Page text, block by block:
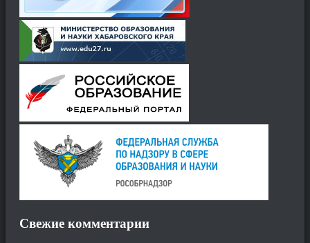
Свежие комментарии